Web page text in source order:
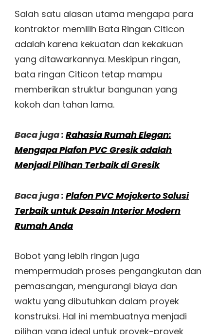
Salah satu alasan utama mengapa para
kontraktor memilih Bata Ringan Citicon
adalah karena kekuatan dan kekakuan
yang ditawarkannya. Meskipun ringan,
bata ringan Citicon tetap mampu
memberikan struktur bangunan yang
kokoh dan tahan lama.
Baca juga : Rahasia Rumah Elegan:
Mengapa Plafon PVC Gresik adalah
Menjadi Pilihan Terbaik di Gresik
Baca juga : Plafon PVC Mojokerto Solusi
Terbaik untuk Desain Interior Modern
Rumah Anda
Bobot yang lebih ringan juga
mempermudah proses pengangkutan dan
pemasangan, mengurangi biaya dan
waktu yang dibutuhkan dalam proyek
konstruksi. Hal ini membuatnya menjadi
pilihan yang ideal untuk proyek-proyek